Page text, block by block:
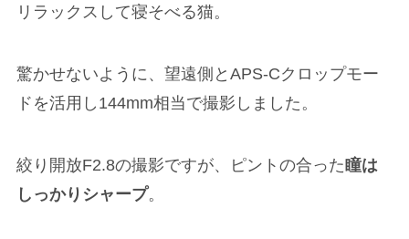
リラックスして寝そべる猫。
驚かせないように、望遠側とAPS-Cクロップモー
ドを活用し144mm相当で撮影しました。
絞り開放F2.8の撮影ですが、ピントの合った瞳は
しっかりシャープ。